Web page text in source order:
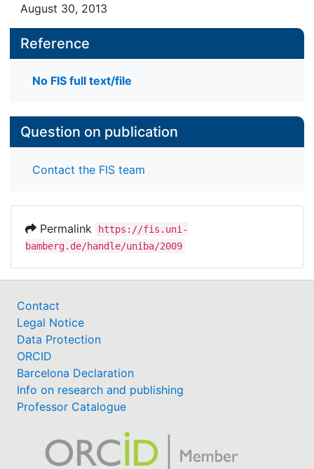
August 30, 2013
Reference
No FIS full text/file
Question on publication
Contact the FIS team
Permalink
https://fis.uni-
bamberg.de/handle/uniba/2009
Contact
Legal Notice
Data Protection
ORCID
Barcelona Declaration
Info on research and publishing
Professor Catalogue